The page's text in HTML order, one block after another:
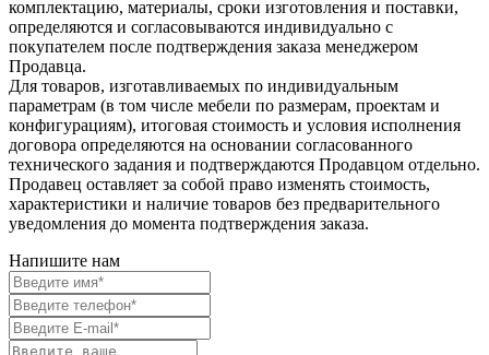
комплектацию, материалы, сроки изготовления и поставки,
определяются и согласовываются индивидуально с
покупателем после подтверждения заказа менеджером
Продавца.
Для товаров, изготавливаемых по индивидуальным
параметрам (в том числе мебели по размерам, проектам и
конфигурациям), итоговая стоимость и условия исполнения
договора определяются на основании согласованного
технического задания и подтверждаются Продавцом отдельно.
Продавец оставляет за собой право изменять стоимость,
характеристики и наличие товаров без предварительного
уведомления до момента подтверждения заказа.
Напишите нам